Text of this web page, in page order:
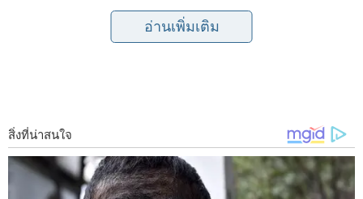
อ่านเพิ่มเติม